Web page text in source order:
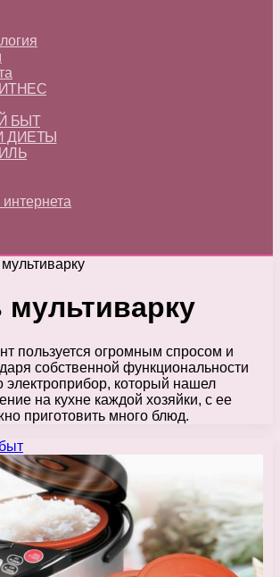
БЫТ
ДИЕТЫ
мультиварку
пользуется огромным спросом и
собственной функциональности
электроприбор, который нашел
на кухне каждой хозяйки, с ее
приготовить много блюд.